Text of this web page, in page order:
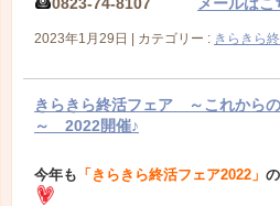
2023年1月29日 | カテゴリー : きらきら
きらきら終活フェア ～これから
～ 2022開催♪
今年も 「きらきら終活フェア2022」